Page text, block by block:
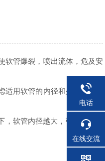
软管爆裂，喷出流体，危及安
用软管的内径和壁厚，匹配
软管内径越大，弹性越差，
电话
在线交流